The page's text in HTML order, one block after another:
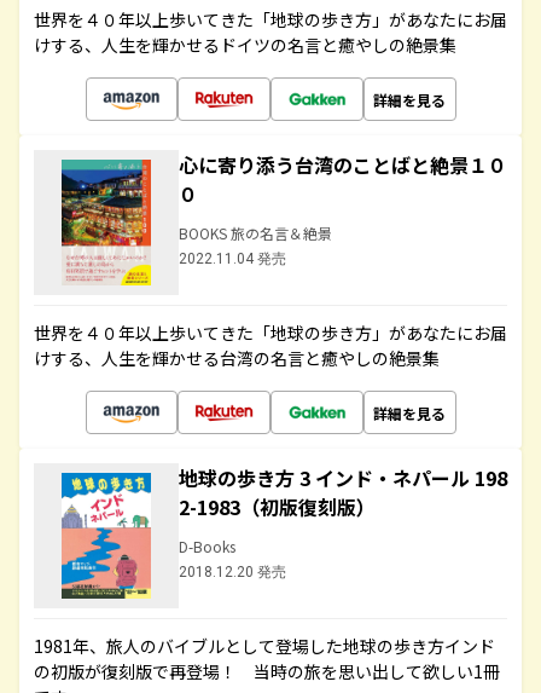
世界を４０年以上歩いてきた「地球の歩き方」があなたにお届
けする、人生を輝かせるドイツの名言と癒やしの絶景集
詳細を見る
心に寄り添う台湾のことばと絶景１０
０
BOOKS 旅の名言＆絶景
2022.11.04 発売
世界を４０年以上歩いてきた「地球の歩き方」があなたにお届
けする、人生を輝かせる台湾の名言と癒やしの絶景集
詳細を見る
地球の歩き方 3 インド・ネパール 198
2-1983（初版復刻版）
D-Books
2018.12.20 発売
1981年、旅人のバイブルとして登場した地球の歩き方インド
の初版が復刻版で再登場！ 当時の旅を思い出して欲しい1冊